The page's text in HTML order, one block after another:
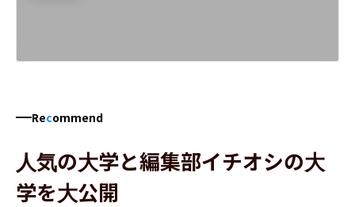
Recommend
人気の大学と編集部イチオシの大
学を大公開